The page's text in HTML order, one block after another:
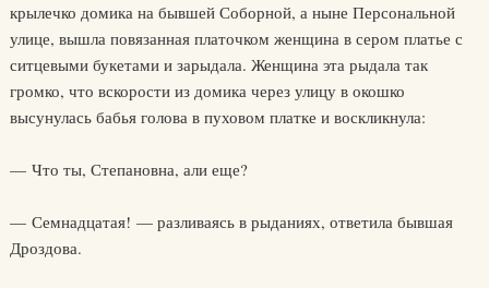
крылечко домика на бывшей Соборной, а ныне Персональной
улице, вышла повязанная платочком женщина в сером платье с
ситцевыми букетами и зарыдала. Женщина эта рыдала так
громко, что вскорости из домика через улицу в окошко
высунулась бабья голова в пуховом платке и воскликнула:
— Что ты, Степановна, али еще?
— Семнадцатая! — разливаясь в рыданиях, ответила бывшая
Дроздова.